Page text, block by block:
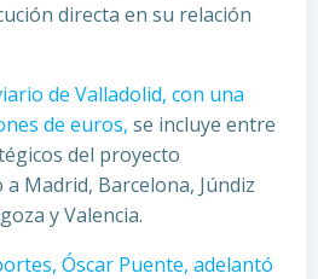
directa en su relación
de Valladolid, con una
de euros, se incluye entre
del proyecto
a Madrid, Barcelona, Júndiz
y Valencia.
Óscar Puente, adelantó